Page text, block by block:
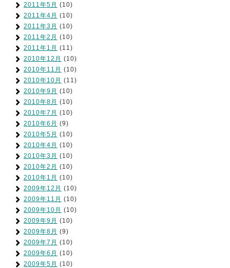
2011年5月 (10)
2011年4月 (10)
2011年3月 (10)
2011年2月 (10)
2011年1月 (11)
2010年12月 (10)
2010年11月 (10)
2010年10月 (11)
2010年9月 (10)
2010年8月 (10)
2010年7月 (10)
2010年6月 (9)
2010年5月 (10)
2010年4月 (10)
2010年3月 (10)
2010年2月 (10)
2010年1月 (10)
2009年12月 (10)
2009年11月 (10)
2009年10月 (10)
2009年9月 (10)
2009年8月 (9)
2009年7月 (10)
2009年6月 (10)
2009年5月 (10)